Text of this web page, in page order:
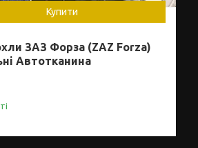
Купити
ЗАЗ Форза (ZAZ Forza)
Автотканина